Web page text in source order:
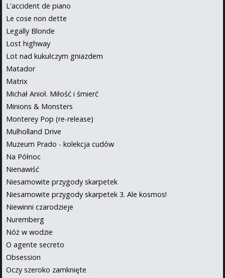
L'accident de piano
Le cose non dette
Legally Blonde
Lost highway
Lot nad kukułczym gniazdem
Matador
Matrix
Michał Anioł. Miłość i śmierć
Minions & Monsters
Monterey Pop (re-release)
Mulholland Drive
Muzeum Prado - kolekcja cudów
Na Północ
Nienawiść
Niesamowite przygody skarpetek
Niesamowite przygody skarpetek 3. Ale kosmos!
Niewinni czarodzieje
Nuremberg
Nóż w wodzie
O agente secreto
Obsession
Oczy szeroko zamknięte